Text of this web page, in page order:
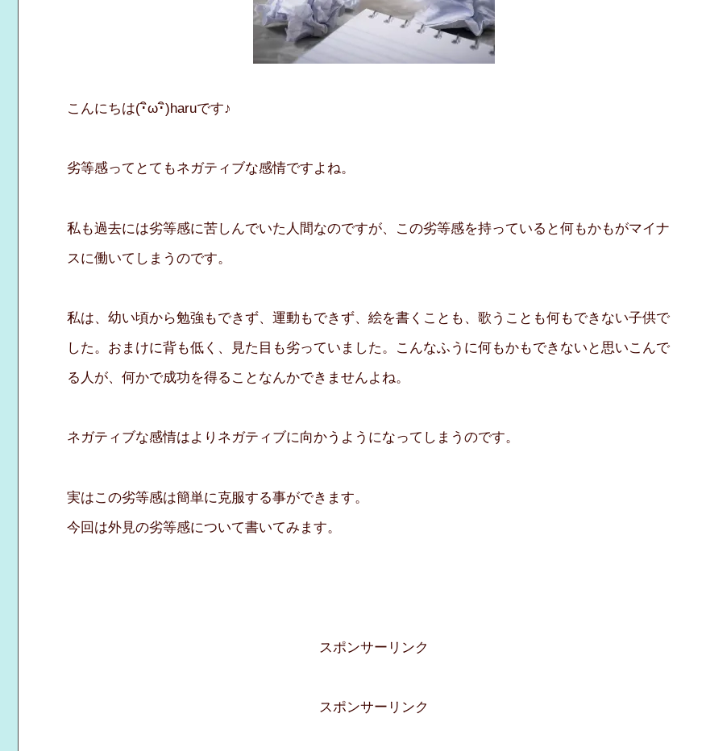
こんにちは(･ิω･ิ)haruです♪
劣等感ってとてもネガティブな感情ですよね。
私も過去には劣等感に苦しんでいた人間なのですが、この劣等感を持っていると何もかもがマイナ
スに働いてしまうのです。
私は、幼い頃から勉強もできず、運動もできず、絵を書くことも、歌うことも何もできない子供で
した。おまけに背も低く、見た目も劣っていました。こんなふうに何もかもできないと思いこんで
る人が、何かで成功を得ることなんかできませんよね。
ネガティブな感情はよりネガティブに向かうようになってしまうのです。
実はこの劣等感は簡単に克服する事ができます。
今回は外見の劣等感について書いてみます。
スポンサーリンク
スポンサーリンク